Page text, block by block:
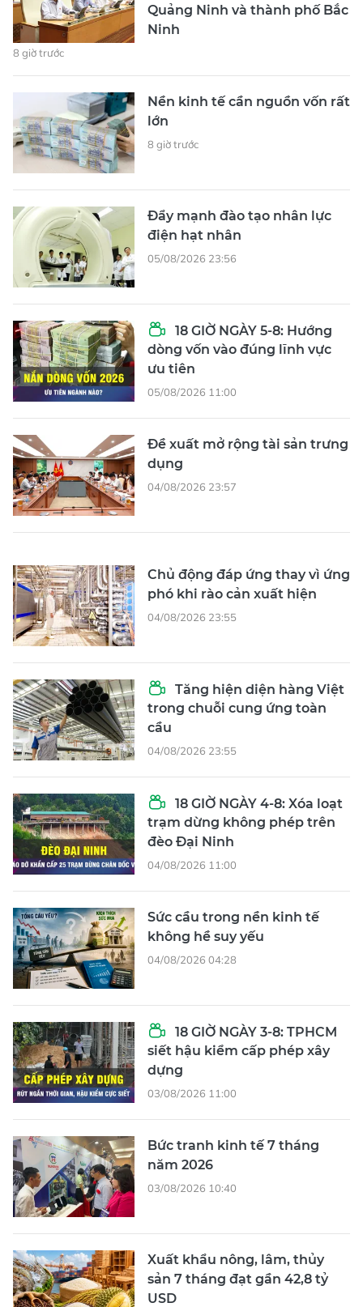
Quảng Ninh và thành phố Bắc
Ninh
8 giờ trước
Nền kinh tế cần nguồn vốn rất
lớn
8 giờ trước
Đẩy mạnh đào tạo nhân lực
điện hạt nhân
05/08/2026 23:56
18 GIỜ NGÀY 5-8: Hướng
dòng vốn vào đúng lĩnh vực
ưu tiên
05/08/2026 11:00
Đề xuất mở rộng tài sản trưng
dụng
04/08/2026 23:57
Chủ động đáp ứng thay vì ứng
phó khi rào cản xuất hiện
04/08/2026 23:55
Tăng hiện diện hàng Việt
trong chuỗi cung ứng toàn
cầu
04/08/2026 23:55
18 GIỜ NGÀY 4-8: Xóa loạt
trạm dừng không phép trên
đèo Đại Ninh
04/08/2026 11:00
Sức cầu trong nền kinh tế
không hề suy yếu
04/08/2026 04:28
18 GIỜ NGÀY 3-8: TPHCM
siết hậu kiểm cấp phép xây
dựng
03/08/2026 11:00
Bức tranh kinh tế 7 tháng
năm 2026
03/08/2026 10:40
Xuất khẩu nông, lâm, thủy
sản 7 tháng đạt gần 42,8 tỷ
USD